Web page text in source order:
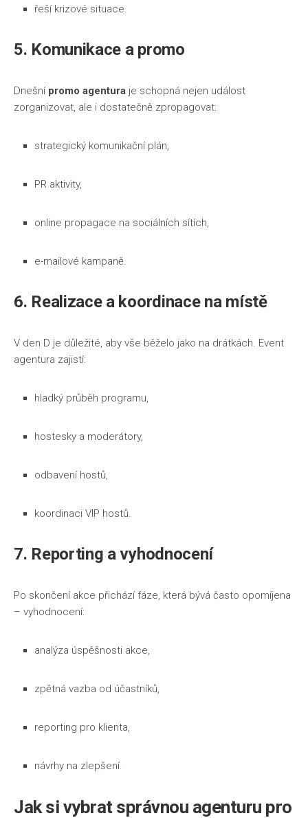
řeší krizové situace.
5. Komunikace a promo
Dnešní promo agentura je schopná nejen událost
zorganizovat, ale i dostatečně zpropagovat:
strategický komunikační plán,
PR aktivity,
online propagace na sociálních sítích,
e-mailové kampaně.
6. Realizace a koordinace na místě
V den D je důležité, aby vše běželo jako na drátkách. Event
agentura zajistí:
hladký průběh programu,
hostesky a moderátory,
odbavení hostů,
koordinaci VIP hostů.
7. Reporting a vyhodnocení
Po skončení akce přichází fáze, která bývá často opomíjena
– vyhodnocení:
analýza úspěšnosti akce,
zpětná vazba od účastníků,
reporting pro klienta,
návrhy na zlepšení.
Jak si vybrat správnou agenturu pro